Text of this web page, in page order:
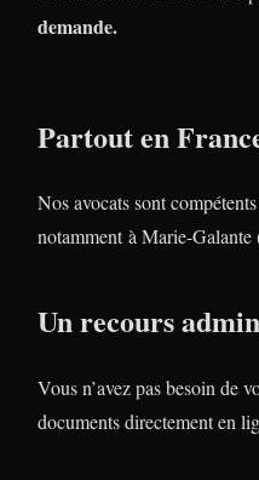
demande.
Partout en
Nos avocats sont compétents
notamment à Marie-Galante
Un recours
Vous n’avez pas besoin de
documents directement en